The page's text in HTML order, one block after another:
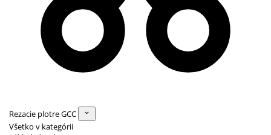
Rezacie plotre GCC
Všetko v kategórii